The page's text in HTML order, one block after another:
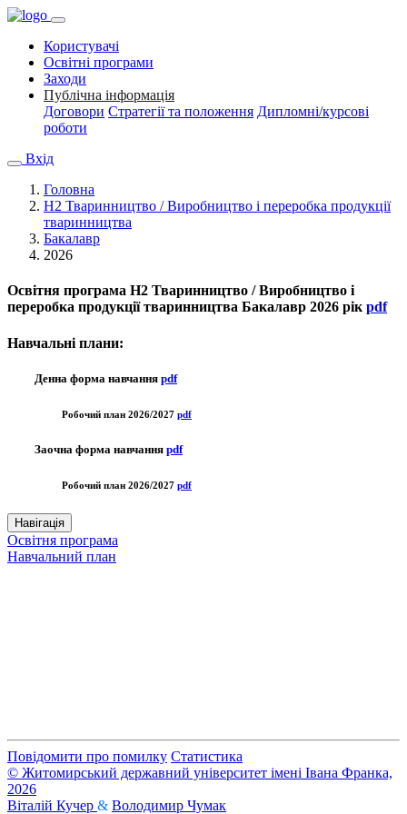
Користувачі
Освітні програми
Заходи
Публічна інформація
Договори Стратегії та положення Дипломні/курсові
роботи
Вхід
Головна
H2 Тваринництво / Виробництво і переробка продукції
тваринництва
Бакалавр
2026
Освітня програма H2 Тваринництво / Виробництво і
переробка продукції тваринництва Бакалавр 2026 рік pdf
Навчальні плани:
Денна форма навчання pdf
Робочий план 2026/2027 pdf
Заочна форма навчання pdf
Робочий план 2026/2027 pdf
Навігація
Освітня програма
Навчальний план
Повідомити про помилку Статистика
© Житомирський державний університет імені Івана Франка,
2026
Віталій Кучер & Володимир Чумак